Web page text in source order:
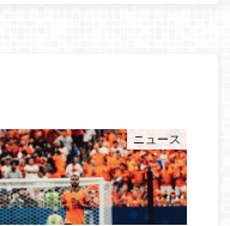
ニュース